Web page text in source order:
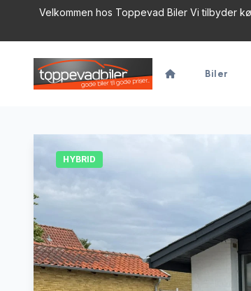
Velkommen hos Toppevad Biler Vi tilbyder
Biler
HYBRID